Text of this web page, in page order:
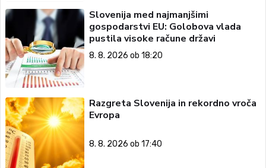
Slovenija med najmanjšimi
gospodarstvi EU: Golobova vlada
pustila visoke račune državi
8. 8. 2026 ob 18:20
Razgreta Slovenija in rekordno vroča
Evropa
8. 8. 2026 ob 17:40